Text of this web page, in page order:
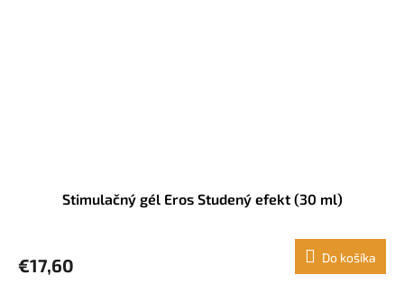
Stimulačný gél Eros Studený efekt (30 ml)
€17,60 Do košíka